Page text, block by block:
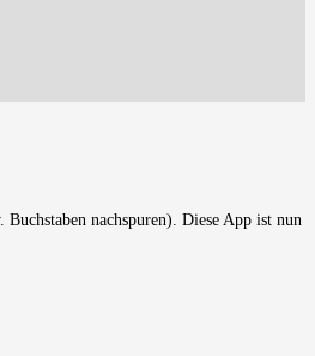
nachspuren). Diese App ist nun